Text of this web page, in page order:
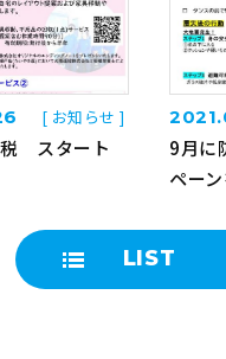
[ お知らせ ]
スタート
LIST
9月に
ペー